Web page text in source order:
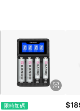
進行交易（若自
品項(即便不同
蝦皮會將LINE
續七天內未透過
帳號下訂的首筆
立之訂單。 11.
進行導購，將可
再請留意。 13.
點數回饋資
限時加碼